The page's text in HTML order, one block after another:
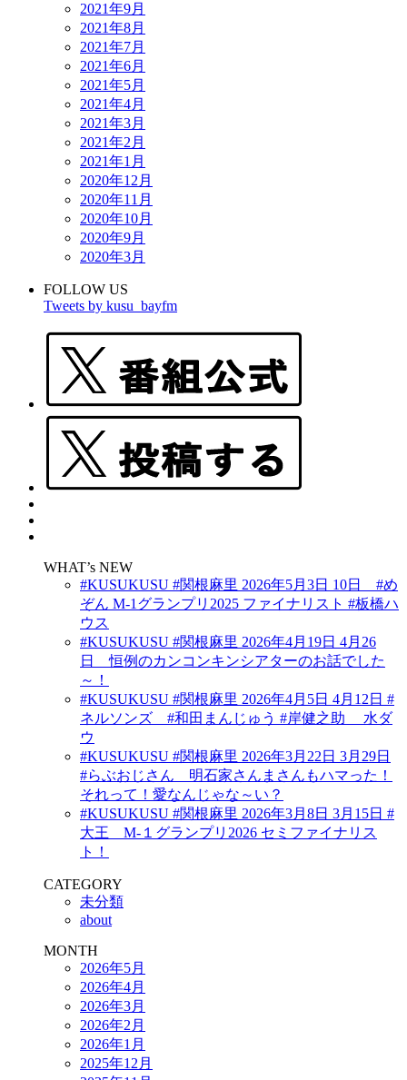
2021年9月
2021年8月
2021年7月
2021年6月
2021年5月
2021年4月
2021年3月
2021年2月
2021年1月
2020年12月
2020年11月
2020年10月
2020年9月
2020年3月
FOLLOW US
Tweets by kusu_bayfm
WHAT’s NEW
#KUSUKUSU #関根麻里 2026年5月3日 10日 #め
ぞん M-1グランプリ2025 ファイナリスト #板橋ハ
ウス
#KUSUKUSU #関根麻里 2026年4月19日 4月26
日 恒例のカンコンキンシアターのお話でした
～！
#KUSUKUSU #関根麻里 2026年4月5日 4月12日 #
ネルソンズ #和田まんじゅう #岸健之助 水ダ
ウ
#KUSUKUSU #関根麻里 2026年3月22日 3月29日
#らぶおじさん 明石家さんまさんもハマった！
それって！愛なんじゃな～い？
#KUSUKUSU #関根麻里 2026年3月8日 3月15日 #
大王 M-１グランプリ2026 セミファイナリス
ト！
CATEGORY
未分類
about
MONTH
2026年5月
2026年4月
2026年3月
2026年2月
2026年1月
2025年12月